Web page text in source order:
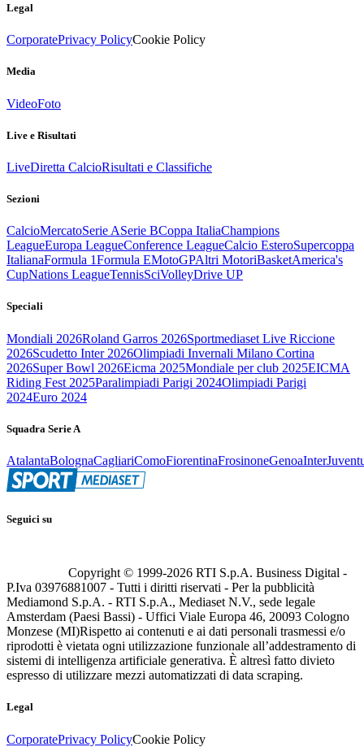
Legal
CorporatePrivacy PolicyCookie Policy
Media
VideoFoto
Live e Risultati
LiveDiretta CalcioRisultati e Classifiche
Sezioni
CalcioMercatoSerie ASerie BCoppa ItaliaChampions
LeagueEuropa LeagueConference LeagueCalcio EsteroSupercoppa
ItalianaFormula 1Formula EMotoGPAltri MotoriBasketAmerica's
CupNations LeagueTennisSciVolleyDrive UP
Speciali
Mondiali 2026Roland Garros 2026Sportmediaset Live Riccione
2026Scudetto Inter 2026Olimpiadi Invernali Milano Cortina
2026Super Bowl 2026Eicma 2025Mondiale per club 2025EICMA
Riding Fest 2025Paralimpiadi Parigi 2024Olimpiadi Parigi
2024Euro 2024
Squadra Serie A
AtalantaBolognaCagliariComoFiorentinaFrosinoneGenoaInter
Seguici su
Copyright © 1999-2026 RTI S.p.A. Business Digital -
P.Iva 03976881007 - Tutti i diritti riservati - Per la pubblicità
Mediamond S.p.A. - RTI S.p.A., Mediaset N.V., sede legale
Amsterdam (Paesi Bassi) - Uffici Viale Europa 46, 20093 Cologno
Monzese (MI)Rispetto ai contenuti e ai dati personali trasmessi e/o
riprodotti è vietata ogni utilizzazione funzionale all’addestramento di
sistemi di intelligenza artificiale generativa. È altresì fatto divieto
espresso di utilizzare mezzi automatizzati di data scraping.
Legal
CorporatePrivacy PolicyCookie Policy